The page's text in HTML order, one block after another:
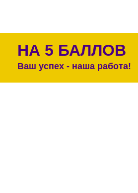
НА 5 БАЛЛОВ
Ваш успех - наша работа!